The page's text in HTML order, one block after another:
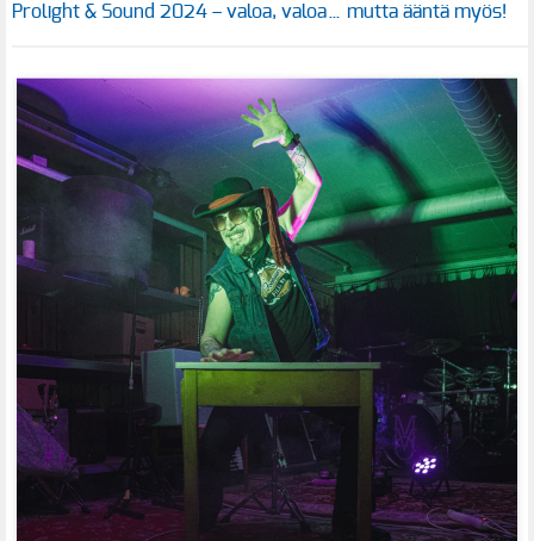
Prolight & Sound 2024 – valoa, valoa… mutta ääntä myös!